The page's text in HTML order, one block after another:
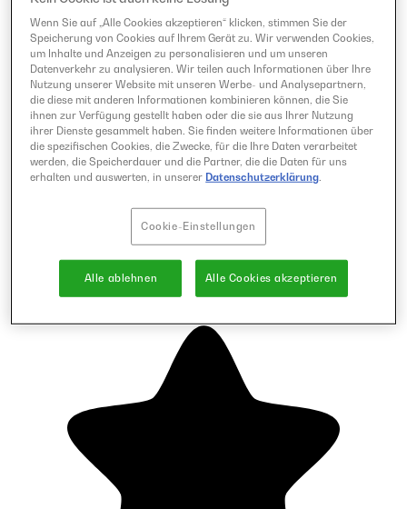
3.58 1 5 12
Wenn Sie auf „Alle Cookies akzeptieren“ klicken, stimmen Sie der
Speicherung von Cookies auf Ihrem Gerät zu. Wir verwenden Cookies,
um Inhalte und Anzeigen zu personalisieren und um unseren
Datenverkehr zu analysieren. Wir teilen auch Informationen über Ihre
Nutzung unserer Website mit unseren Werbe- und Analysepartnern,
die diese mit anderen Informationen kombinieren können, die Sie
ihnen zur Verfügung gestellt haben oder die sie aus Ihrer Nutzung
ihrer Dienste gesammelt haben. Sie finden weitere Informationen über
die spezifischen Cookies, die Zwecke, für die Ihre Daten verarbeitet
werden, die Speicherdauer und die Partner, die die Daten für uns
erhalten und auswerten, in unserer Datenschutzerklärung
Cookie-Einstellungen
Alle ablehnen Alle Cookies akzeptieren